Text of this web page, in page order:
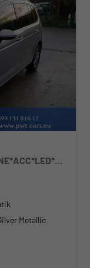
Comfortline 1.5 TSI DSG COMFORTLINE*ACC*LED*PDC*KAMERA*NAVI*SHZ* 7-SITZER 17-ZOLL
Metallic